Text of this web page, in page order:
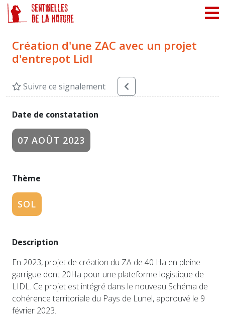
Création d'une ZAC avec un projet
d'entrepot Lidl
Suivre ce signalement
Date de constatation
07 AOÛT 2023
Thème
SOL
Description
En 2023, projet de création du ZA de 40 Ha en pleine
garrigue dont 20Ha pour une plateforme logistique de
LIDL. Ce projet est intégré dans le nouveau Schéma de
cohérence territoriale du Pays de Lunel, approuvé le 9
février 2023.
Panneau de gestion des cookies